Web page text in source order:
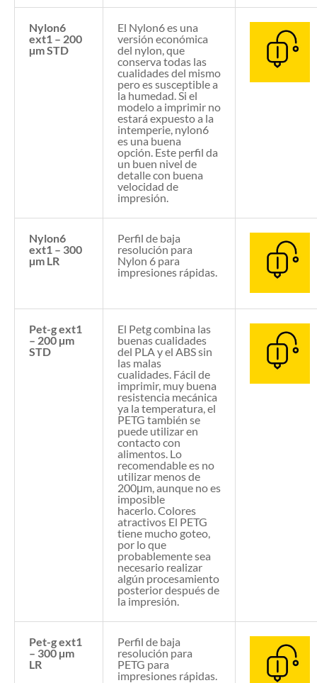
Nylon6
ext1 – 200
µm STD
El Nylon6 es una
versión económica
del nylon, que
conserva todas las
cualidades del mismo
pero es susceptible a
la humedad. Si el
modelo a imprimir no
estará expuesto a la
intemperie, nylon6
es una buena
opción. Este perfil da
un buen nivel de
detalle con buena
velocidad de
impresión.
Nylon6
ext1 – 300
µm LR
Perfil de baja
resolución para
Nylon 6 para
impresiones rápidas.
Pet-g ext1
– 200 µm
STD
El Petg combina las
buenas cualidades
del PLA y el ABS sin
las malas
cualidades. Fácil de
imprimir, muy buena
resistencia mecánica
ya la temperatura, el
PETG también se
puede utilizar en
contacto con
alimentos. Lo
recomendable es no
utilizar menos de
200μm, aunque no es
imposible
hacerlo. Colores
atractivos El PETG
tiene mucho goteo,
por lo que
probablemente sea
necesario realizar
algún procesamiento
posterior después de
la impresión.
Pet-g ext1
– 300 µm
LR
Perfil de baja
resolución para
PETG para
impresiones rápidas.